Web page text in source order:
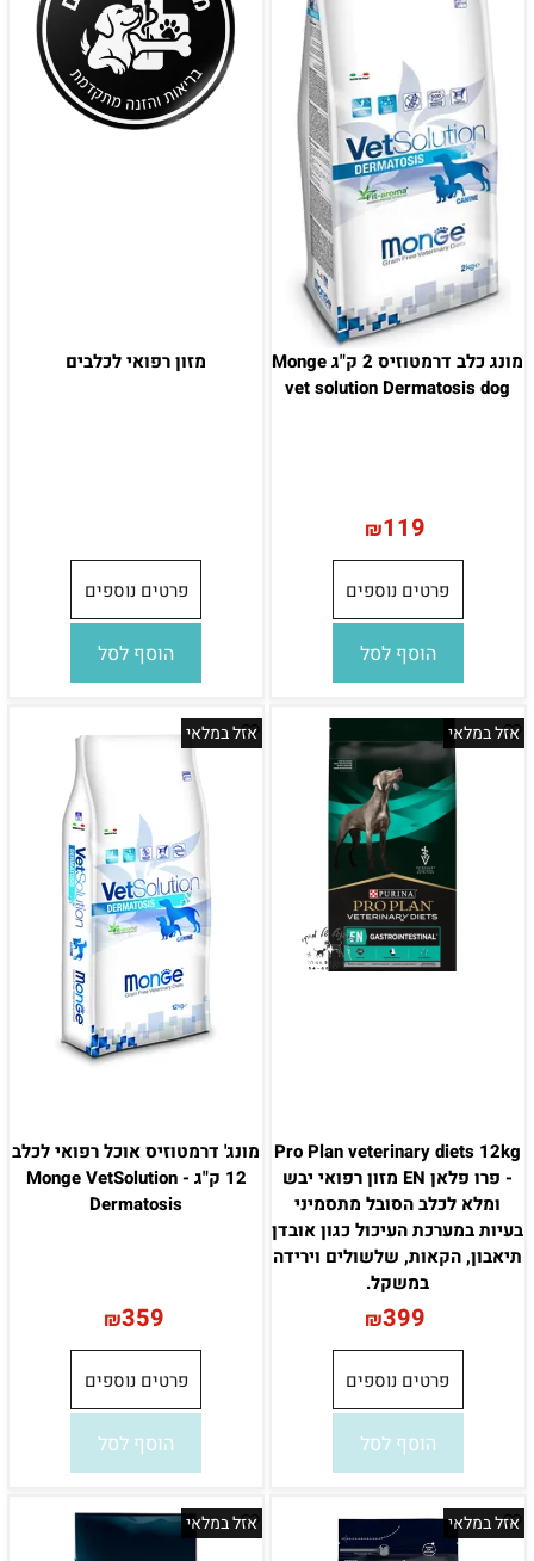
מונג כלב דרמטוזיס 2 ק"ג Monge
vet solution Dermatosis dog
₪119
פרטים נוספים
הוסף לסל
מזון רפואי לכלבים
פרטים נוספים
הוסף לסל
אזל במלאי
Pro Plan veterinary diets 12kg
- פרו פלאן EN מזון רפואי יבש
ומלא לכלב הסובל מתסמיני
בעיות במערכת העיכול כגון אובדן
תיאבון, הקאות, שלשולים וירידה
במשקל.
₪399
פרטים נוספים
הוסף לסל
אזל במלאי
מונג' דרמטוזיס אוכל רפואי לכלב
12 ק"ג - Monge VetSolution
Dermatosis
₪359
פרטים נוספים
הוסף לסל
אזל במלאי אזל במלאי